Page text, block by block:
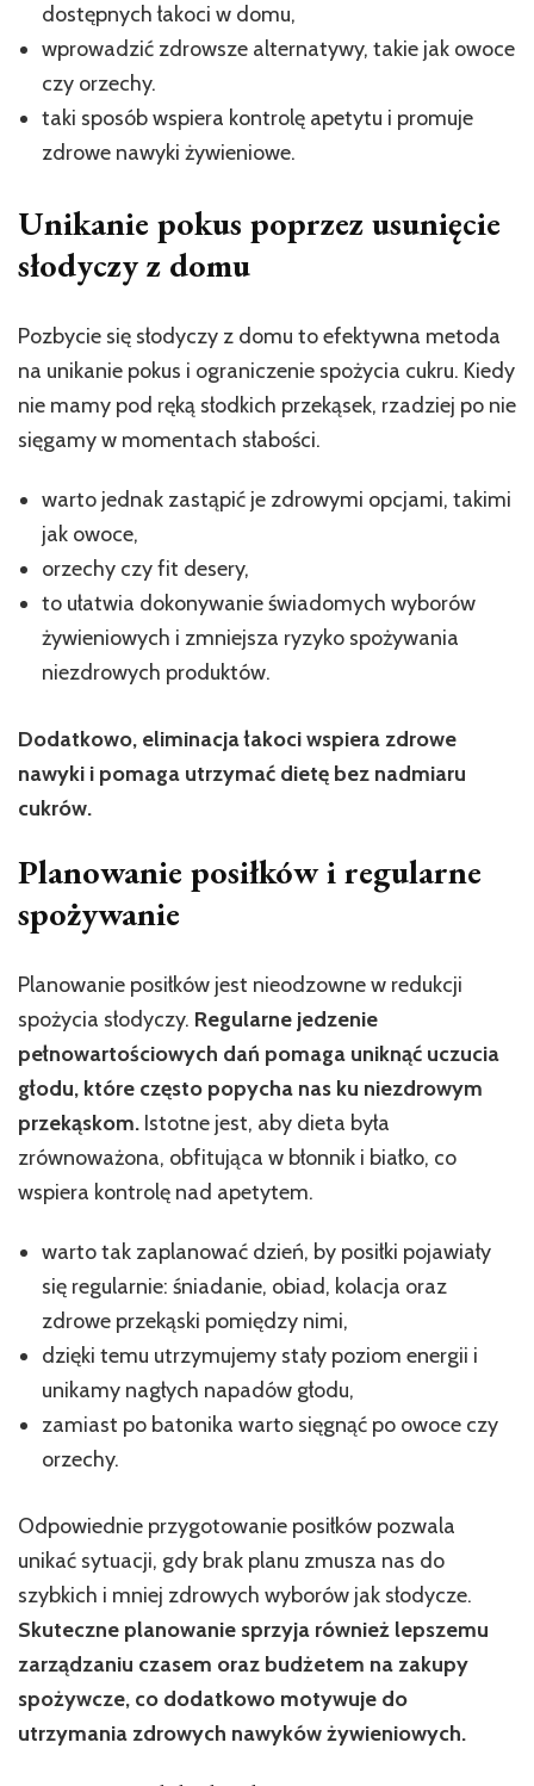
dostępnych łakoci w domu,
wprowadzić zdrowsze alternatywy, takie jak owoce
czy orzechy.
taki sposób wspiera kontrolę apetytu i promuje
zdrowe nawyki żywieniowe.
Unikanie pokus poprzez usunięcie
słodyczy z domu
Pozbycie się słodyczy z domu to efektywna metoda
na unikanie pokus i ograniczenie spożycia cukru. Kiedy
nie mamy pod ręką słodkich przekąsek, rzadziej po nie
sięgamy w momentach słabości.
warto jednak zastąpić je zdrowymi opcjami, takimi
jak owoce,
orzechy czy fit desery,
to ułatwia dokonywanie świadomych wyborów
żywieniowych i zmniejsza ryzyko spożywania
niezdrowych produktów.
Dodatkowo, eliminacja łakoci wspiera zdrowe
nawyki i pomaga utrzymać dietę bez nadmiaru
cukrów.
Planowanie posiłków i regularne
spożywanie
Planowanie posiłków jest nieodzowne w redukcji
spożycia słodyczy. Regularne jedzenie
pełnowartościowych dań pomaga uniknąć uczucia
głodu, które często popycha nas ku niezdrowym
przekąskom. Istotne jest, aby dieta była
zrównoważona, obfitująca w błonnik i białko, co
wspiera kontrolę nad apetytem.
warto tak zaplanować dzień, by posiłki pojawiały
się regularnie: śniadanie, obiad, kolacja oraz
zdrowe przekąski pomiędzy nimi,
dzięki temu utrzymujemy stały poziom energii i
unikamy nagłych napadów głodu,
zamiast po batonika warto sięgnąć po owoce czy
orzechy.
Odpowiednie przygotowanie posiłków pozwala
unikać sytuacji, gdy brak planu zmusza nas do
szybkich i mniej zdrowych wyborów jak słodycze.
Skuteczne planowanie sprzyja również lepszemu
zarządzaniu czasem oraz budżetem na zakupy
spożywcze, co dodatkowo motywuje do
utrzymania zdrowych nawyków żywieniowych.